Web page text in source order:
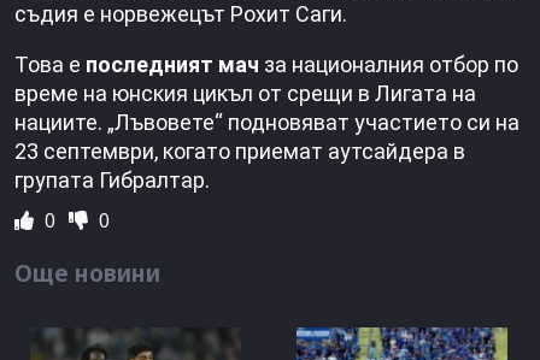
съдия е норвежецът Рохит Саги.
Това е последният мач за националния отбор по
време на юнския цикъл от срещи в Лигата на
нациите. „Лъвовете“ подновяват участието си на
23 септември, когато приемат аутсайдера в
групата Гибралтар.
0 0
Още новини